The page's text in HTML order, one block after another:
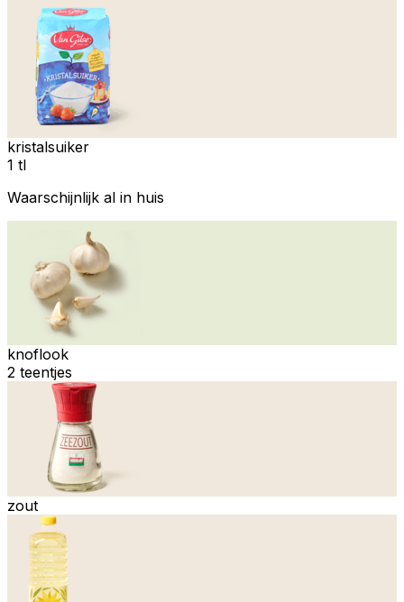
kristalsuiker
1 tl
Waarschijnlijk al in huis
knoflook
2 teentjes
zout